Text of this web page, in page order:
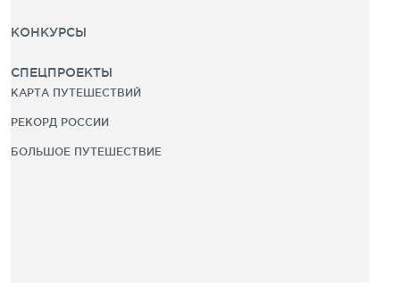
КОНКУРСЫ
СПЕЦПРОЕКТЫ
КАРТА ПУТЕШЕСТВИЙ
РЕКОРД РОССИИ
БОЛЬШОЕ ПУТЕШЕСТВИЕ